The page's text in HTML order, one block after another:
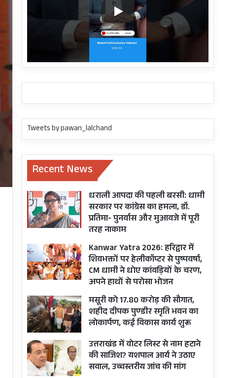
Tweets by pawan_lalchand
Recent News
धराली आपदा की पहली बरसी: धामी
सरकार पर कांग्रेस का हमला, डॉ.
प्रतिमा- पुनर्वास और मुआवजे में पूरी
तरह नाकाम
Kanwar Yatra 2026: हरिद्वार में
शिवभक्तों पर हेलीकॉप्टर से पुष्पवर्षा,
CM धामी ने धोए कांवड़ियों के चरण,
अपने हाथों से परोसा भोजन
मसूरी को 17.80 करोड़ की सौगात,
शहीद दीपक पुण्डीर स्मृति भवन का
लोकार्पण, कई विकास कार्य शुरू
उत्तराखंड में वोटर लिस्ट से नाम हटाने
की साजिश? यशपाल आर्य ने उठाए
सवाल, उच्चस्तरीय जांच की मांग